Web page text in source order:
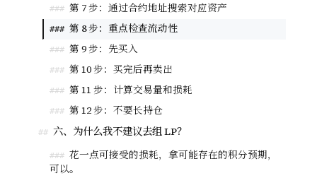
### 第 7 步：通过合约地址搜索对应资产
### 第 8 步：重点检查流动性
### 第 9 步：先买入
### 第 10 步：买完后再卖出
### 第 11 步：计算交易量和损耗
### 第 12 步：不要长持仓
## 六、为什么我不建议去组 LP？
### 花一点可接受的损耗，拿可能存在的积分预期，
可以。